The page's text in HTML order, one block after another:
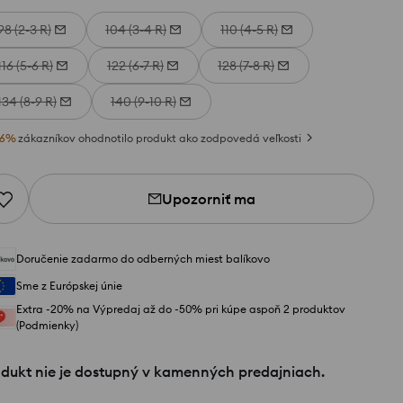
(2-3 R) 104 (3-4 R) 110 (4-5 R)
(5-6 R) 122 (6-7 R) 128 (7-8 R)
(8-9 R) 140 (9-10 R)
%zákazníkov ohodnotilo produkt ako zodpovedá veľkosti
Upozorniť ma
Doručenie zadarmo do odberných miest balíkovo
Sme z Európskej únie
Extra -20% na Výpredaj až do -50% pri kúpe aspoň 2 produktov
(Podmienky)
nie je dostupný v kamenných predajniach.